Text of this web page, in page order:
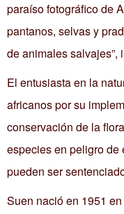
paraíso fotográfico de
pantanos, selvas y
de animales salvajes”,
El entusiasta en la
africanos por su
conservación de la
especies en peligro de
pueden ser
Suen nació en 1951